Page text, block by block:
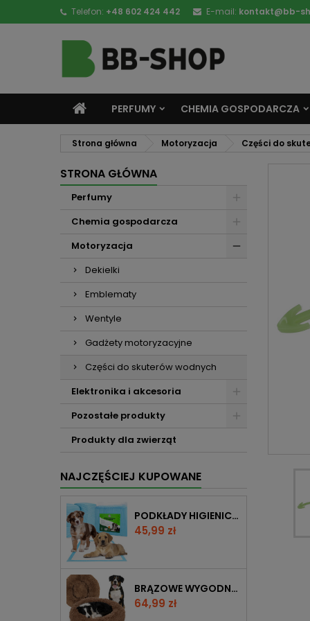
Telefon: +48 602 424 442 E-mail: kontakt@bb-
PERFUMY CHEMIA GOSPODARCZA
Strona główna Motoryzacja Części do
STRONA GŁÓWNA
Perfumy
Chemia gospodarcza
Motoryzacja
Dekielki
Emblematy
Wentyle
Gadżety motoryzacyjne
Części do skuterów wodnych
Elektronika i akcesoria
Pozostałe produkty
Produkty dla zwierząt
NAJCZĘŚCIEJ KUPOWANE
PODKŁADY HIGIENICZNE DLA ZWIERZĄT L (60X60) 100SZT
Cena
45,99 zł
BRĄZOWE WYGODNE PLUSZOWE LEGOWISKO SHAGGY 80 CM ANTYPOŚLIZGOWY DÓŁ
Cena
64,99 zł